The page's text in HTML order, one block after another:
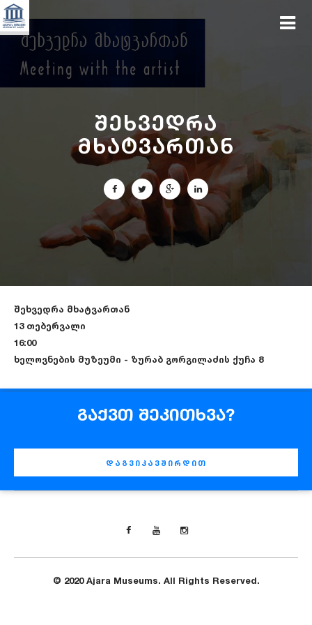
შეხვედრა
მხატვართან
შეხვედრა მხატვართან
13 თებერვალი
16:00
ხელოვნების მუზეუმი - ზურაბ გორგილაძის ქუჩა 8
გაქვთ შეკითხვა?
დაგვიკავშირდით
© 2020 Ajara Museums. All Rights Reserved.